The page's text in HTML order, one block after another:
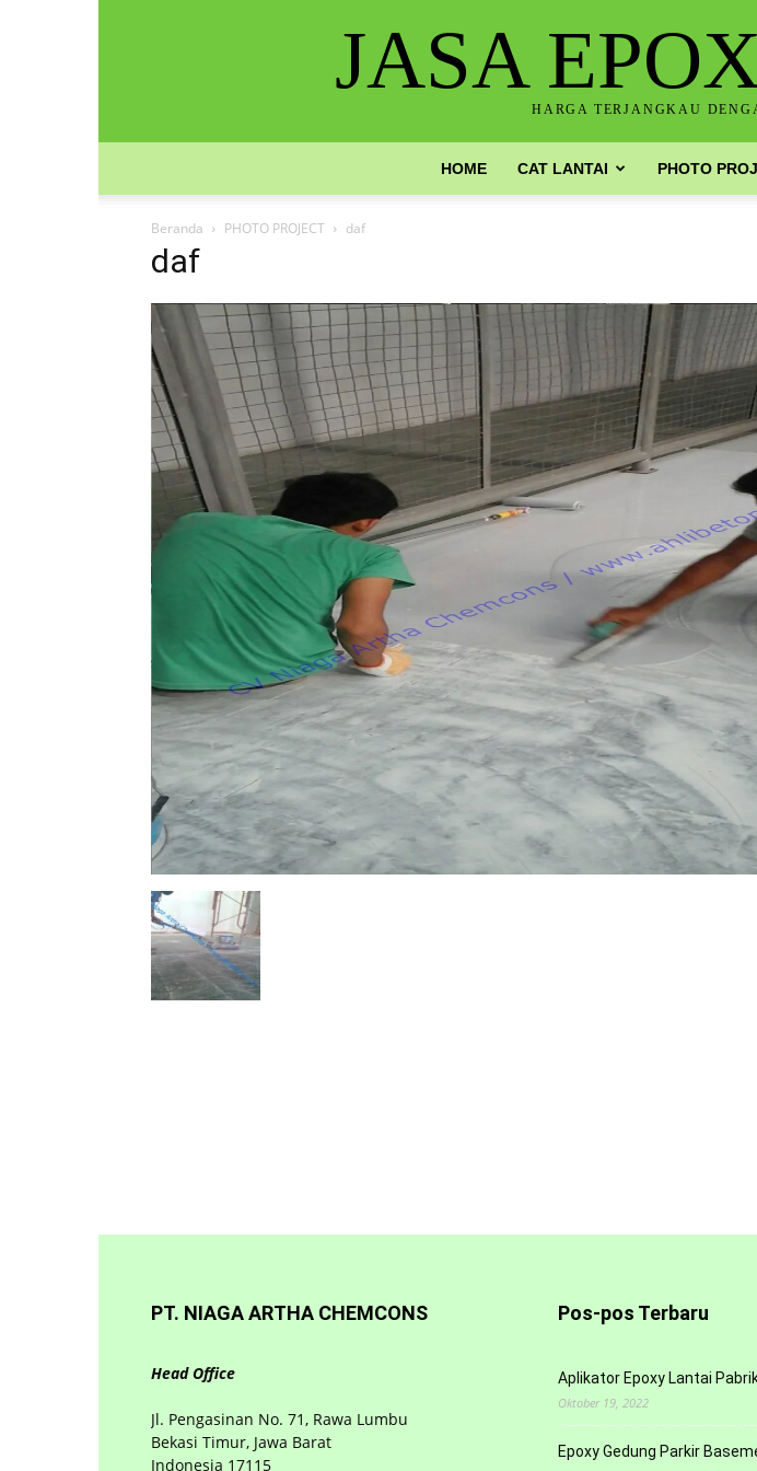
JASA
HARGA TERJANGKAU
HOME CAT LANTAI PHOTO
Beranda PHOTO PROJECT daf
daf
PT. NIAGA ARTHA CHEMCONS
Head Office
Jl. Pengasinan No. 71, Rawa Lumbu
Bekasi Timur, Jawa Barat
Indonesia 17115
Pos-pos Terbaru
Aplikator Epoxy Lantai
Oktober 19, 2022
Epoxy Gedung Parkir